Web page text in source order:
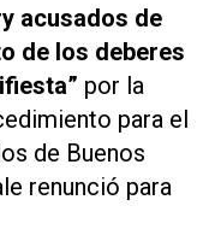
acusados de
de los deberes
por la
para el
de Buenos
renunció para